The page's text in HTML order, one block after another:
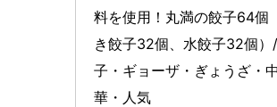
料を使用！丸満の餃子64個
き餃子32個、水餃子32個）
子・ギョーザ・ぎょうざ・中
華・人気